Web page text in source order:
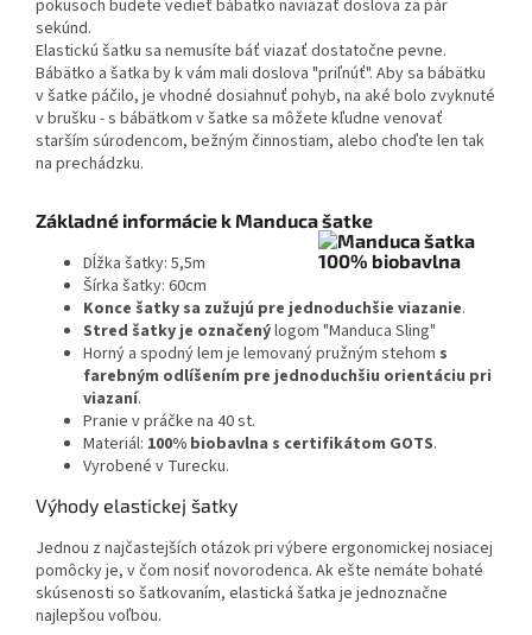
pokusoch budete vedieť bábätko naviazať doslova za pár
sekúnd.
Elastickú šatku sa nemusíte báť viazať dostatočne pevne.
Bábätko a šatka by k vám mali doslova "priľnúť". Aby sa bábätku
v šatke páčilo, je vhodné dosiahnuť pohyb, na aké bolo zvyknuté
v brušku - s bábätkom v šatke sa môžete kľudne venovať
starším súrodencom, bežným činnostiam, alebo choďte len tak
na prechádzku.
Základné informácie k Manduca šatke
Dĺžka šatky: 5,5m
Šírka šatky: 60cm
Konce šatky sa zužujú pre jednoduchšie viazanie.
Stred šatky je označenýlogom "Manduca Sling"
Horný a spodný lem je lemovaný pružným stehom s
farebným odlíšením pre jednoduchšiu orientáciu pri
viazaní.
Pranie v práčke na 40 st.
Materiál: 100% biobavlna s certifikátom GOTS.
Vyrobené v Turecku.
Výhody elastickej šatky
Jednou z najčastejších otázok pri výbere ergonomickej nosiacej
pomôcky je, v čom nosiť novorodenca. Ak ešte nemáte bohaté
skúsenosti so šatkovaním, elastická šatka je jednoznačne
najlepšou voľbou.